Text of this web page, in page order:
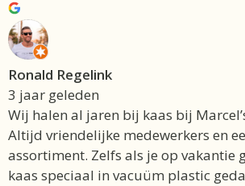
Ronald Regelink
3 jaar geleden
Wij halen al jaren bij kaas bij
Altijd vriendelijke medewerkers en
assortiment. Zelfs als je op vakantie
kaas speciaal in vacuüm plastic